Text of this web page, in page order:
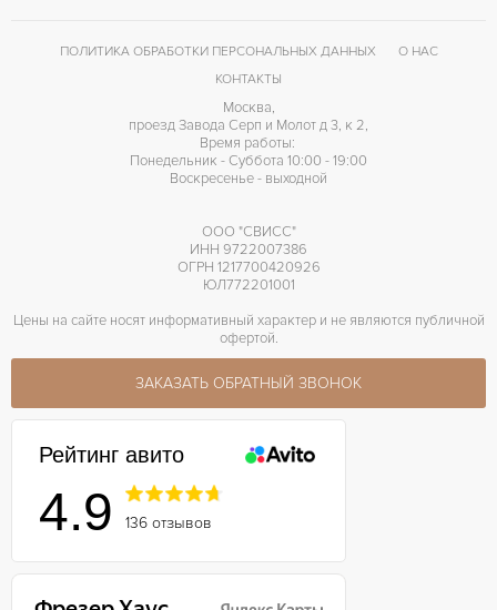
ПОЛИТИКА ОБРАБОТКИ ПЕРСОНАЛЬНЫХ ДАННЫХ
О НАС
КОНТАКТЫ
Москва,
проезд Завода Серп и Молот д 3, к 2,
Время работы:
Понедельник - Суббота 10:00 - 19:00
Воскресенье - выходной
ООО "СВИСС"
ИНН 9722007386
ОГРН 1217700420926
ЮЛ772201001
Цены на сайте носят информативный характер и не являются публичной
офертой.
ЗАКАЗАТЬ ОБРАТНЫЙ ЗВОНОК
Рейтинг авито
4.9 136 отзывов